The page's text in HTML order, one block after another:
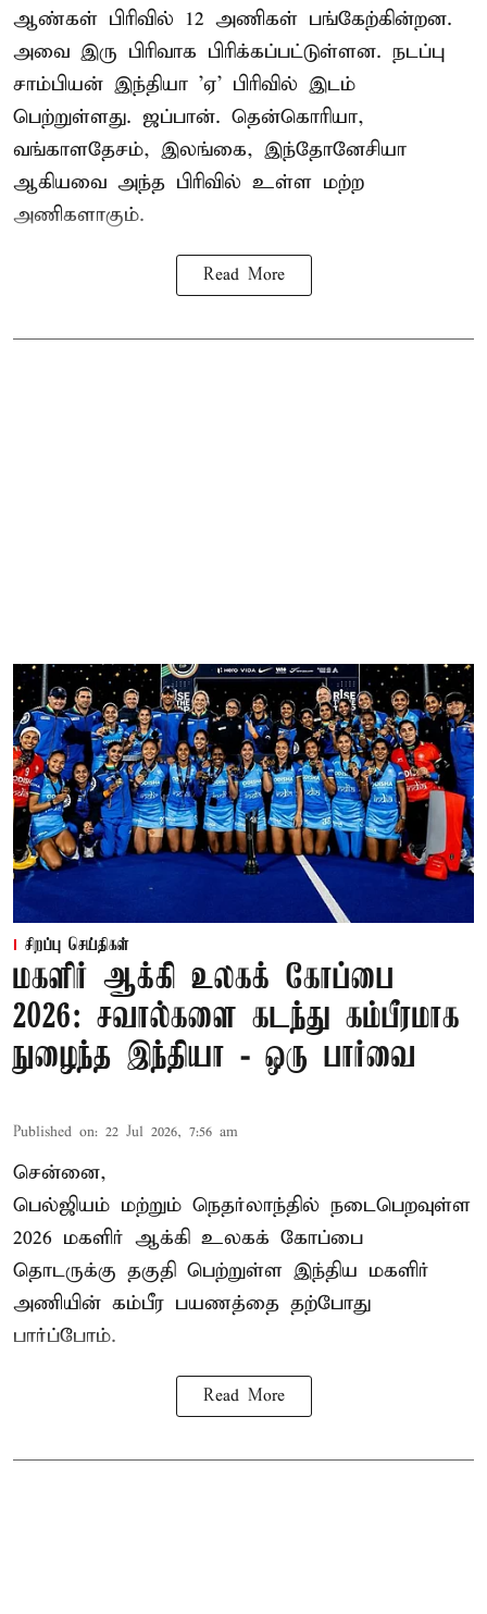
ஆண்கள் பிரிவில் 12 அணிகள் பங்கேற்கின்றன.
அவை இரு பிரிவாக பிரிக்கப்பட்டுள்ளன. நடப்பு
சாம்பியன் இந்தியா 'ஏ' பிரிவில் இடம்
பெற்றுள்ளது. ஜப்பான். தென்கொரியா,
வங்காளதேசம், இலங்கை, இந்தோனேசியா
ஆகியவை அந்த பிரிவில் உள்ள மற்ற
அணிகளாகும்.
Read More
சிறப்பு செய்திகள்
மகளிர் ஆக்கி உலகக் கோப்பை
2026: சவால்களை கடந்து கம்பீரமாக
நுழைந்த இந்தியா - ஒரு பார்வை
Published on: 22 Jul 2026, 7:56 am
சென்னை,
பெல்ஜியம் மற்றும் நெதர்லாந்தில் நடைபெறவுள்ள
2026 மகளிர் ஆக்கி உலகக் கோப்பை
தொடருக்கு தகுதி பெற்றுள்ள இந்திய மகளிர்
அணியின் கம்பீர பயணத்தை தற்போது
பார்ப்போம்.
Read More